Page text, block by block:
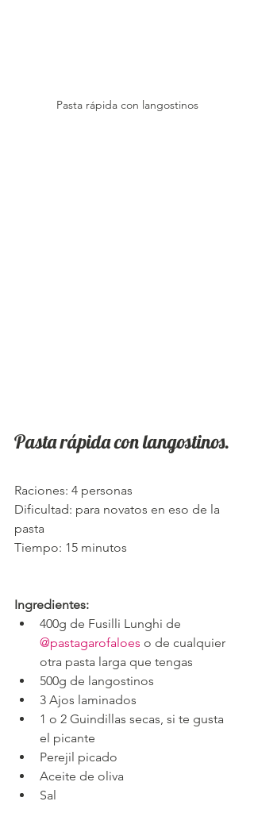
Pasta rápida con langostinos
Pasta rápida con langostinos.
Raciones: 4 personas
Dificultad: para novatos en eso de la
pasta
Tiempo: 15 minutos
Ingredientes:
400g de Fusilli Lunghi de
@pastagarofaloes o de cualquier
otra pasta larga que tengas
500g de langostinos
3 Ajos laminados
1 o 2 Guindillas secas, si te gusta
el picante
Perejil picado
Aceite de oliva
Sal